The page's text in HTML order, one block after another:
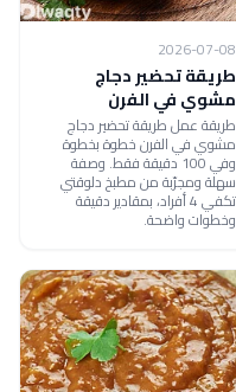
2026-07-08
طريقة تحضير دجاج
مشوي في الفرن
طريقة عمل طريقة تحضير دجاج
مشوي في الفرن خطوة بخطوة
وفي 100 دقيقة فقط. وصفة
سهلة ومجرّبة من مطبخ دلوقتي
تكفي 4 أفراد، بمقادير دقيقة
وخطوات واضحة.